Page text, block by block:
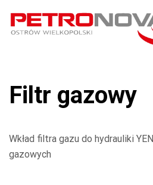
Filtr gazowy
Wkład filtra gazu do hydrauliki
gazowych